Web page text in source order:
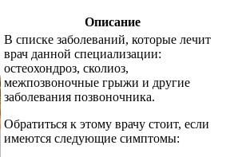
Описание
В списке заболеваний, которые лечит
врач данной специализации:
остеохондроз, сколиоз,
межпозвоночные грыжи и другие
заболевания позвоночника.
Обратиться к этому врачу стоит, если
имеются следующие симптомы: